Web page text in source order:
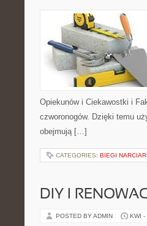
Opiekunów i Ciekawostki i
czworonogów. Dzięki temu
obejmują […]
CATEGORIES: BIEGI
DIY I
POSTED BY ADMIN KWI -